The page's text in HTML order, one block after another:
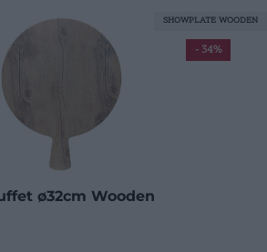
ø32cm Wooden
- 34%
SHOWPLATE WOODEN